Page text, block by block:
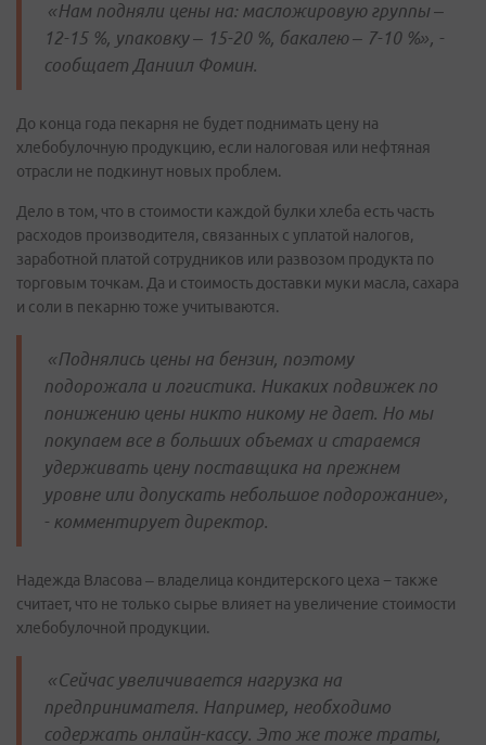
«Нам подняли цены на: масложировую группы –
12-15 %, упаковку – 15-20 %, бакалею – 7-10 %», -
сообщает Даниил Фомин.
До конца года пекарня не будет поднимать цену на
хлебобулочную продукцию, если налоговая или нефтяная
отрасли не подкинут новых проблем.
Дело в том, что в стоимости каждой булки хлеба есть часть
расходов производителя, связанных с уплатой налогов,
заработной платой сотрудников или развозом продукта по
торговым точкам. Да и стоимость доставки муки масла, сахара
и соли в пекарню тоже учитываются.
«Поднялись цены на бензин, поэтому
подорожала и логистика. Никаких подвижек по
понижению цены никто никому не дает. Но мы
покупаем все в больших объемах и стараемся
удерживать цену поставщика на прежнем
уровне или допускать небольшое подорожание»,
- комментирует директор.
Надежда Власова – владелица кондитерского цеха − также
считает, что не только сырье влияет на увеличение стоимости
хлебобулочной продукции.
«Сейчас увеличивается нагрузка на
предпринимателя. Например, необходимо
содержать онлайн-кассу. Это же тоже траты,